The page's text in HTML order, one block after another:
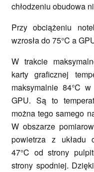
chłodzeniu obudowa
Przy obciążeniu
wzrosła do 75°C a
W trakcie
karty graficznej
maksymalnie 84°C
GPU. Są to
można tego samego
W obszarze
powietrza z układu
47°C od strony
strony spodniej.